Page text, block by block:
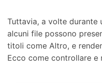
Tuttavia, a volte durante
alcuni file possono
titoli come Altro, e
Ecco come controllare e